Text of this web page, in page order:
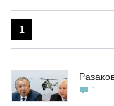
1
1